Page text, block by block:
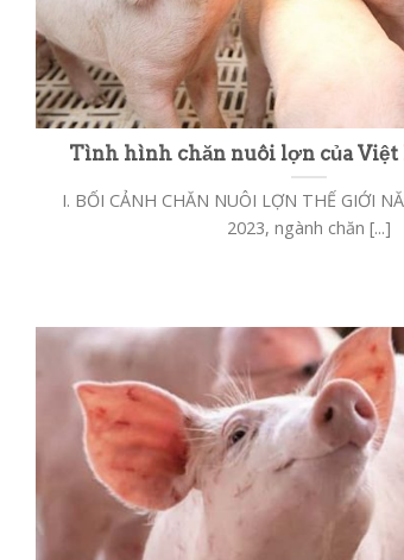
Tình hình chăn nuôi lợn của Việt
I. BỐI CẢNH CHĂN NUÔI LỢN THẾ GIỚI
2023, ngành chăn [...]